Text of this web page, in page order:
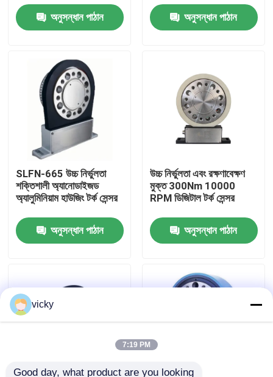
আমাদের সম্বন্ধে
কারখানা ভ্রমণ
গুণগত মান নিয়ন্ত্রণ
যোগাযোগ করুন
মামলা
হাই স্পিড ডায়নামিটার
অনুসন্ধান পাঠান অনুসন্ধান পাঠান
SLFN-665 উচ্চ নির্ভুলতা
শক্তিশালী অ্যানোডাইজড
অ্যালুমিনিয়াম হাউজিং টর্ক সেন্সর
অনুসন্ধান পাঠান
উচ্চ নির্ভুলতা এবং রক্ষণাবেক্ষণ
মুক্ত 300Nm 10000
RPM ডিজিটাল টর্ক সেন্সর
অনুসন্ধান পাঠান
vicky
7:19 PM
Good day, what product are you looking